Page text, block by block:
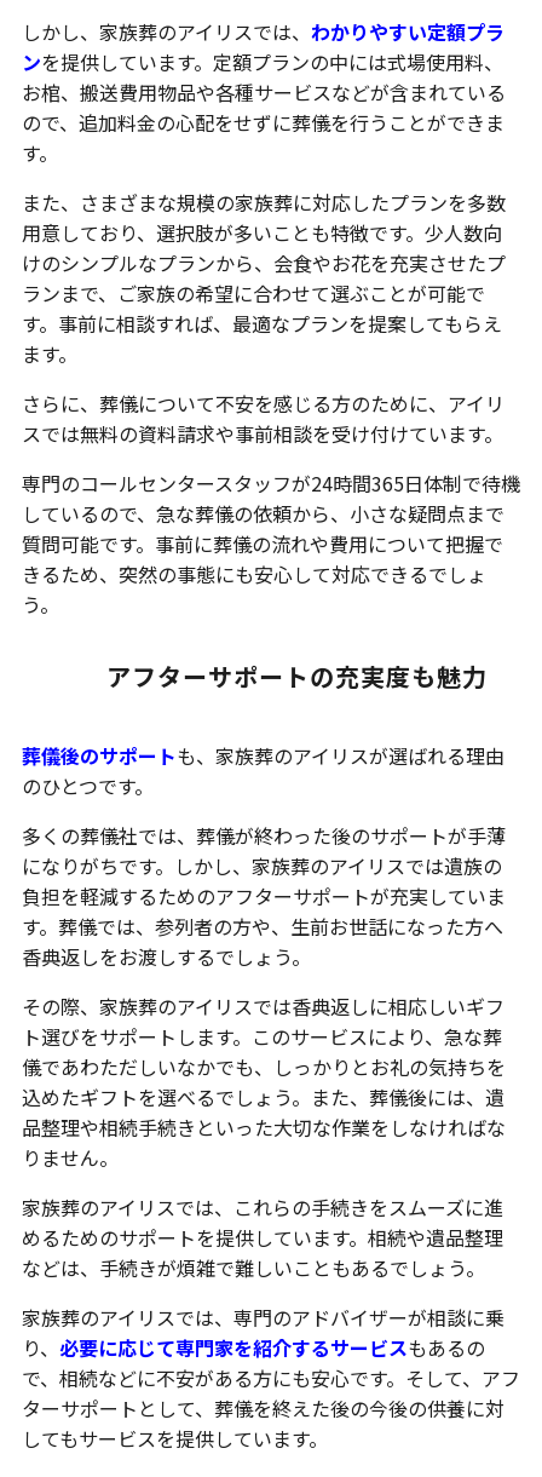
しかし、家族葬のアイリスでは、 わかりやすい定額プラ
ンを提供しています。定額プランの中には式場使用料、
お棺、搬送費用物品や各種サービスなどが含まれている
ので、追加料金の心配をせずに葬儀を行うことができま
す。
また、さまざまな規模の家族葬に対応したプランを多数
用意しており、選択肢が多いことも特徴です。少人数向
けのシンプルなプランから、会食やお花を充実させたプ
ランまで、ご家族の希望に合わせて選ぶことが可能で
す。事前に相談すれば、最適なプランを提案してもらえ
ます。
さらに、葬儀について不安を感じる方のために、アイリ
スでは無料の資料請求や事前相談を受け付けています。
専門のコールセンタースタッフが24時間365日体制で待機
しているので、急な葬儀の依頼から、小さな疑問点まで
質問可能です。事前に葬儀の流れや費用について把握で
きるため、突然の事態にも安心して対応できるでしょ
う。
アフターサポートの充実度も魅力
葬儀後のサポートも、家族葬のアイリスが選ばれる理由
のひとつです。
多くの葬儀社では、葬儀が終わった後のサポートが手薄
になりがちです。しかし、家族葬のアイリスでは遺族の
負担を軽減するためのアフターサポートが充実していま
す。葬儀では、参列者の方や、生前お世話になった方へ
香典返しをお渡しするでしょう。
その際、家族葬のアイリスでは香典返しに相応しいギフ
ト選びをサポートします。このサービスにより、急な葬
儀であわただしいなかでも、しっかりとお礼の気持ちを
込めたギフトを選べるでしょう。また、葬儀後には、遺
品整理や相続手続きといった大切な作業をしなければな
りません。
家族葬のアイリスでは、これらの手続きをスムーズに進
めるためのサポートを提供しています。相続や遺品整理
などは、手続きが煩雑で難しいこともあるでしょう。
家族葬のアイリスでは、専門のアドバイザーが相談に乗
り、 必要に応じて専門家を紹介するサービスもあるの
で、相続などに不安がある方にも安心です。そして、アフ
ターサポートとして、葬儀を終えた後の今後の供養に対
してもサービスを提供しています。